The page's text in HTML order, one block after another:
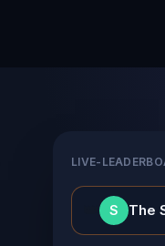
LIVE-
S The